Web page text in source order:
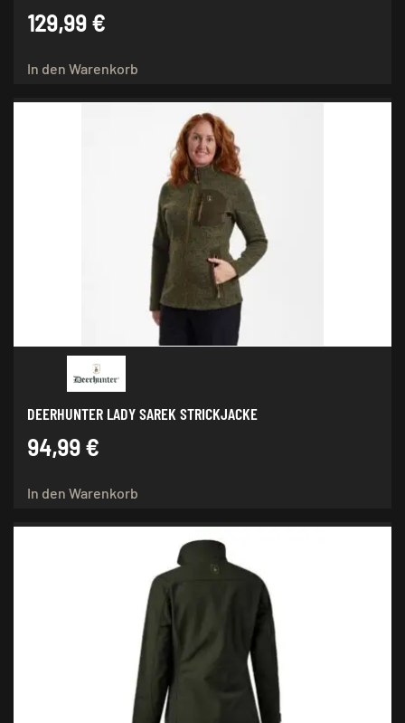
129,99 €
In den Warenkorb
DEERHUNTER LADY SAREK STRICKJACKE
94,99 €
In den Warenkorb